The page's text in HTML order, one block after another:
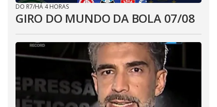
DO R7/HÁ 4 HORAS
GIRO DO MUNDO DA BOLA 07/08